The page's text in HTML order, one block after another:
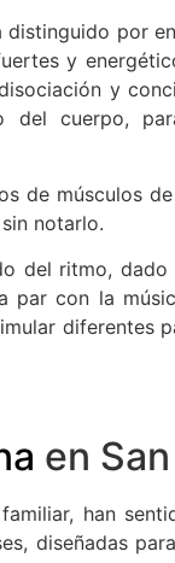
distinguido por
y
y
cuerpo,
de músculos
notarlo.
del ritmo,
par con la
diferentes
en
han
diseñadas